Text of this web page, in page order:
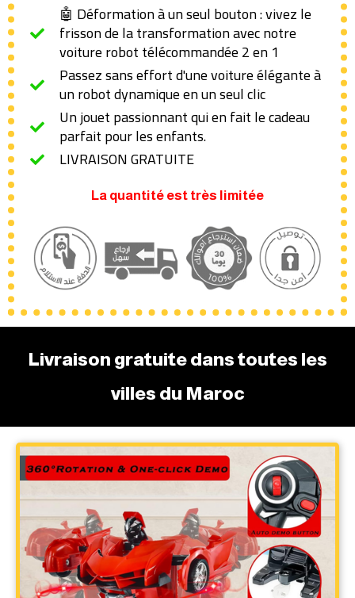
🤖 Déformation à un seul bouton : vivez le
frisson de la transformation avec notre
voiture robot télécommandée 2 en 1
Passez sans effort d'une voiture élégante à
un robot dynamique en un seul clic
Un jouet passionnant qui en fait le cadeau
parfait pour les enfants.
LIVRAISON GRATUITE
La quantité est très limitée
Livraison gratuite dans toutes les
villes du Maroc